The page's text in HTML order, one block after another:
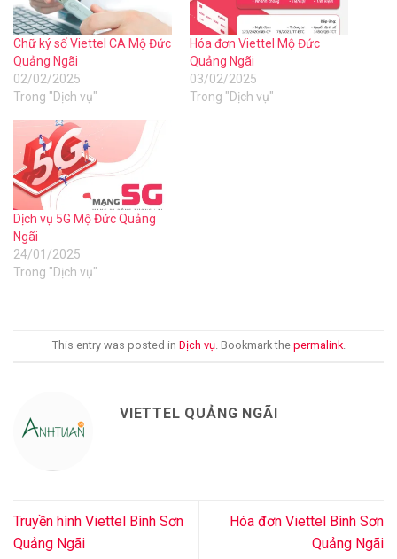
Chữ ký số Viettel CA Mộ Đức
Quảng Ngãi
02/02/2025
Trong "Dịch vụ"
Hóa đơn Viettel Mộ Đức
Quảng Ngãi
03/02/2025
Trong "Dịch vụ"
Dịch vụ 5G Mộ Đức Quảng
Ngãi
24/01/2025
Trong "Dịch vụ"
This entry was posted in Dịch vụ. Bookmark the permalink.
VIETTEL QUẢNG NGÃI
Truyền hình Viettel Bình Sơn
Quảng Ngãi
Hóa đơn Viettel Bình Sơn
Quảng Ngãi